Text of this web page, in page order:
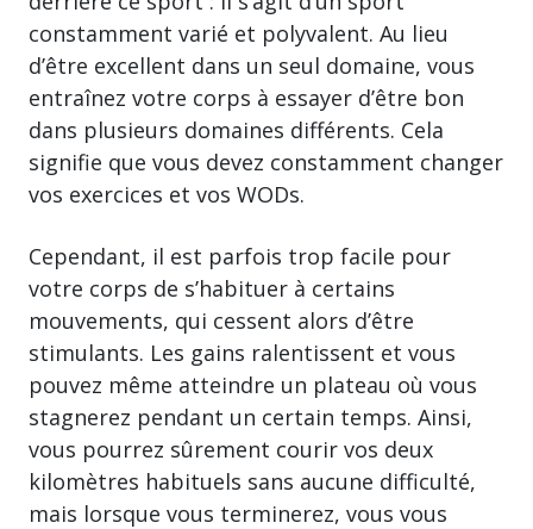
constamment varié et polyvalent. Au lieu
d’être excellent dans un seul domaine, vous
entraînez votre corps à essayer d’être bon
dans plusieurs domaines différents. Cela
signifie que vous devez constamment changer
vos exercices et vos WODs.
Cependant, il est parfois trop facile pour
votre corps de s’habituer à certains
mouvements, qui cessent alors d’être
stimulants. Les gains ralentissent et vous
pouvez même atteindre un plateau où vous
stagnerez pendant un certain temps. Ainsi,
vous pourrez sûrement courir vos deux
kilomètres habituels sans aucune difficulté,
mais lorsque vous terminerez, vous vous